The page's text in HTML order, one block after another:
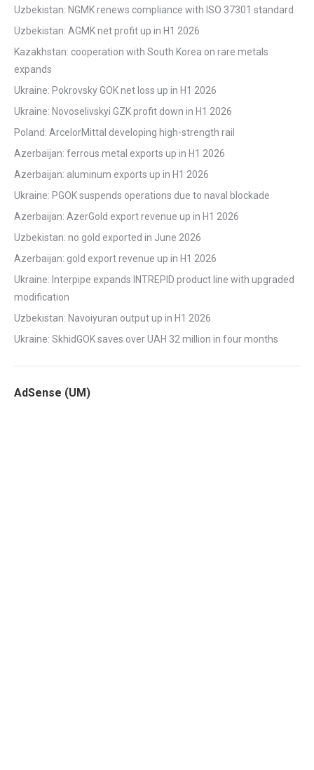
Uzbekistan: NGMK renews compliance with ISO 37301 standard
Uzbekistan: AGMK net profit up in H1 2026
Kazakhstan: cooperation with South Korea on rare metals
expands
Ukraine: Pokrovsky GOK net loss up in H1 2026
Ukraine: Novoselivskyi GZK profit down in H1 2026
Poland: ArcelorMittal developing high-strength rail
Azerbaijan: ferrous metal exports up in H1 2026
Azerbaijan: aluminum exports up in H1 2026
Ukraine: PGOK suspends operations due to naval blockade
Azerbaijan: AzerGold export revenue up in H1 2026
Uzbekistan: no gold exported in June 2026
Azerbaijan: gold export revenue up in H1 2026
Ukraine: Interpipe expands INTREPID product line with upgraded
modification
Uzbekistan: Navoiyuran output up in H1 2026
Ukraine: SkhidGOK saves over UAH 32 million in four months
AdSense (UM)